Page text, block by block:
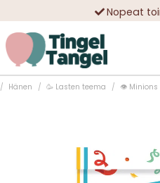
Nopeat
Ilmainen toimitus
Hänen 🥳 Lasten teema 👁️ Minions